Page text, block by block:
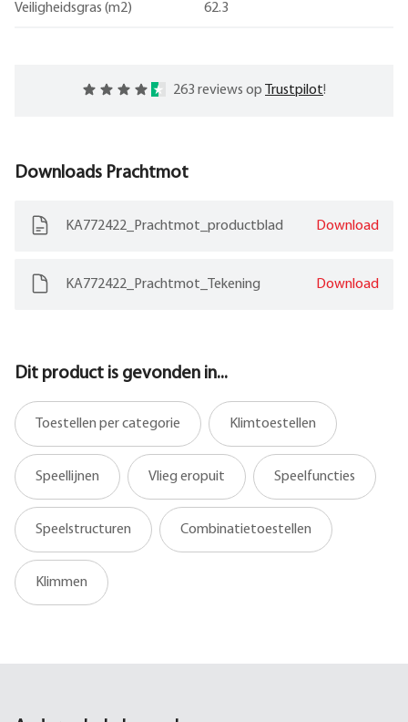
Veiligheidsgras (m2) 62.3
263 reviews op Trustpilot!
Downloads Prachtmot
KA772422_Prachtmot_productblad Download
KA772422_Prachtmot_Tekening Download
Dit product is gevonden in...
Toestellen per categorie Klimtoestellen
Speellijnen Vlieg eropuit Speelfuncties
Speelstructuren Combinatietoestellen
Klimmen